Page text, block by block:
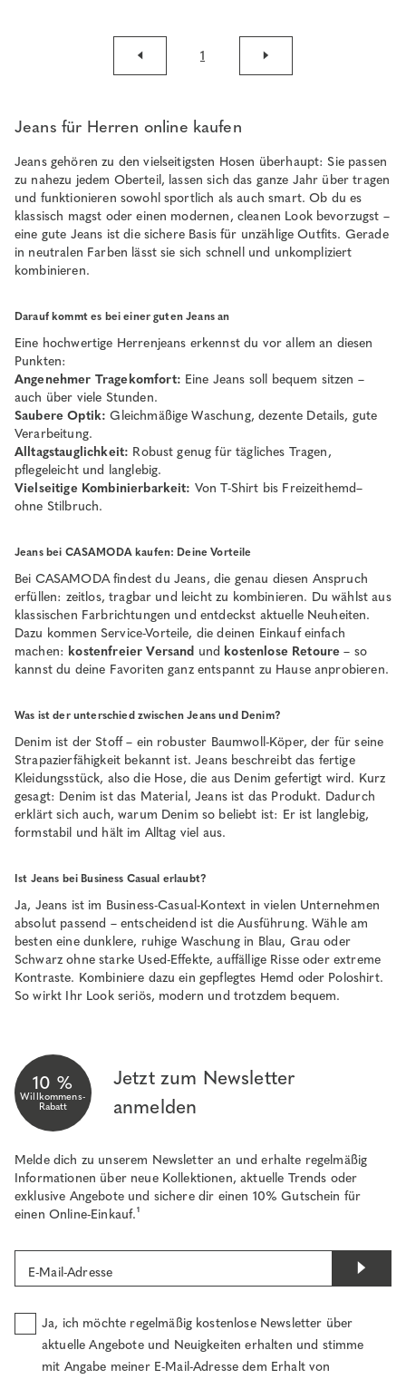
1
Jeans für Herren online kaufen
Jeans gehören zu den vielseitigsten Hosen überhaupt: Sie passen
zu nahezu jedem Oberteil, lassen sich das ganze Jahr über tragen
und funktionieren sowohl sportlich als auch smart. Ob du es
klassisch magst oder einen modernen, cleanen Look bevorzugst –
eine gute Jeans ist die sichere Basis für unzählige Outfits. Gerade
in neutralen Farben lässt sie sich schnell und unkompliziert
kombinieren.
Darauf kommt es bei einer guten Jeans an
Eine hochwertige Herrenjeans erkennst du vor allem an diesen
Punkten:
Angenehmer Tragekomfort: Eine Jeans soll bequem sitzen –
auch über viele Stunden.
Saubere Optik: Gleichmäßige Waschung, dezente Details, gute
Verarbeitung.
Alltagstauglichkeit: Robust genug für tägliches Tragen,
pflegeleicht und langlebig.
Vielseitige Kombinierbarkeit: Von T-Shirt bis Freizeithemd–
ohne Stilbruch.
Jeans bei CASAMODA kaufen: Deine Vorteile
Bei CASAMODA findest du Jeans, die genau diesen Anspruch
erfüllen: zeitlos, tragbar und leicht zu kombinieren. Du wählst aus
klassischen Farbrichtungen und entdeckst aktuelle Neuheiten.
Dazu kommen Service-Vorteile, die deinen Einkauf einfach
machen: kostenfreier Versand und kostenlose Retoure – so
kannst du deine Favoriten ganz entspannt zu Hause anprobieren.
Was ist der unterschied zwischen Jeans und Denim?
Denim ist der Stoff – ein robuster Baumwoll-Köper, der für seine
Strapazierfähigkeit bekannt ist. Jeans beschreibt das fertige
Kleidungsstück, also die Hose, die aus Denim gefertigt wird. Kurz
gesagt: Denim ist das Material, Jeans ist das Produkt. Dadurch
erklärt sich auch, warum Denim so beliebt ist: Er ist langlebig,
formstabil und hält im Alltag viel aus.
Ist Jeans bei Business Casual erlaubt?
Ja, Jeans ist im Business-Casual-Kontext in vielen Unternehmen
absolut passend – entscheidend ist die Ausführung. Wähle am
besten eine dunklere, ruhige Waschung in Blau, Grau oder
Schwarz ohne starke Used-Effekte, auffällige Risse oder extreme
Kontraste. Kombiniere dazu ein gepflegtes Hemd oder Poloshirt.
So wirkt Ihr Look seriös, modern und trotzdem bequem.
10 %
Willkommens-
Rabatt
Jetzt zum Newsletter
anmelden
Melde dich zu unserem Newsletter an und erhalte regelmäßig
Informationen über neue Kollektionen, aktuelle Trends oder
exklusive Angebote und sichere dir einen 10% Gutschein für
einen Online-Einkauf.¹
E-Mail-Adresse
Ja, ich möchte regelmäßig kostenlose Newsletter über
aktuelle Angebote und Neuigkeiten erhalten und stimme
mit Angabe meiner E-Mail-Adresse dem Erhalt von